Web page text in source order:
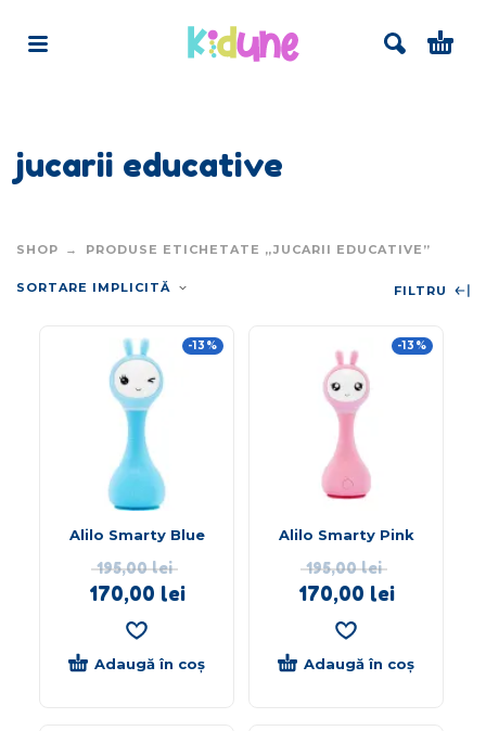
jucarii educative
SHOP PRODUSE ETICHETATE „JUCARII EDUCATIVE”
SORTARE IMPLICITĂ FILTRU
-13%
Alilo Smarty Blue
195,00lei
170,00 lei
Adaugă în coș
-13%
Alilo Smarty Pink
195,00lei
170,00 lei
Adaugă în coș